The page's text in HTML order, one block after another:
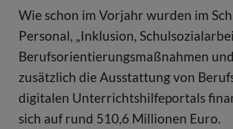
Wie schon im Vorjahr wurden im
Personal, „Inklusion,
Berufsorientierungsmaßnahmen
zusätzlich die Ausstattung von
digitalen Unterrichtshilfeportals
sich auf rund 510,6 Millionen Euro.